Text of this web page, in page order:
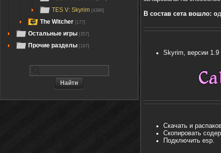
TES V: Skyrim [4386]
The Witcher [177]
Остальные игры [357]
Прочие разделы [167]
В состав сета вошло: о
Skyrim, версии
Скачать и
Скопировать
Подключить esp.